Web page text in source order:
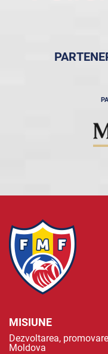
MISIUNE
Dezvoltarea,
Moldova